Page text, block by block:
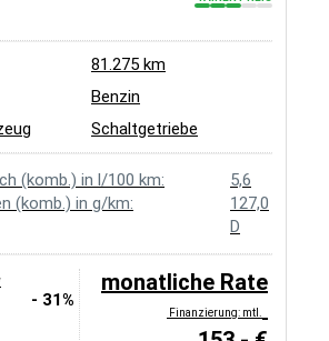
81.275 km
Benzin
Schaltgetriebe
(komb.) in l/100 km:
5,6
(komb.) in g/km:
127,0
D
- 31%
monatliche Rate
Finanzierung: mtl.